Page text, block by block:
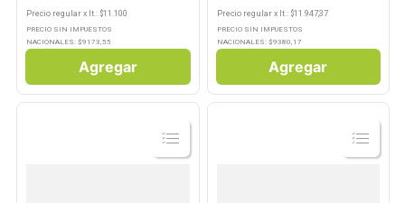
Precio regular x lt.: $11.100
PRECIO SIN IMPUESTOS
NACIONALES: $9173,55
Agregar
Precio regularx lt.: $11.947,37
PRECIO SIN IMPUESTOS
NACIONALES: $9380,17
Agregar